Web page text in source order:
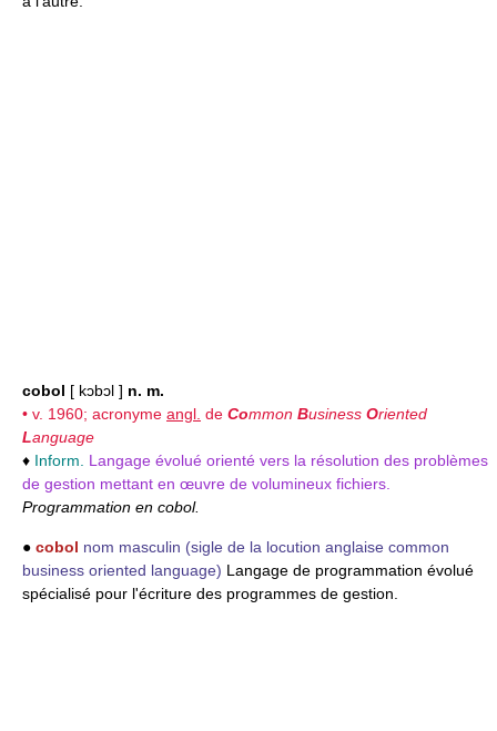
cobol [ kɔbɔl ] n. m.
• v. 1960; acronyme angl. de Common Business Oriented
Language
♦ Inform.
Langage évolué orienté vers la résolution des problèmes
de gestion mettant en œuvre de volumineux fichiers.
Programmation en cobol.
● cobol nom masculin (sigle de la locution anglaise common
business oriented language) Langage de programmation évolué
spécialisé pour l'écriture des programmes de gestion.